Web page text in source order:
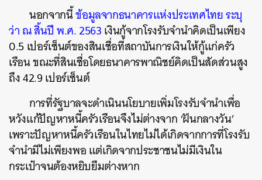
นอกจากนี้ข้อมูลจากธนาคารแห่งประเทศไทย ระบุ
ว่า ณ สิ้นปี พ.ศ. 2563เงินกู้จากโรงรับจำนำคิดเป็นเพียง
0.5 เปอร์เซ็นต์ของสินเชื่อที่สถาบันการเงินให้กู้แก่ครัว
เรือน ขณะที่สินเชื่อโดยธนาคารพาณิชย์คิดเป็นสัดส่วนสูง
ถึง 42.9 เปอร์เซ็นต์
การที่รัฐบาลจะดำเนินนโยบายเพิ่มโรงรับจำนำเพื่อ
หวังแก้ปัญหาหนี้ครัวเรือนจึงไม่ต่างจาก ‘ฝันกลางวัน’
เพราะปัญหาหนี้ครัวเรือนในไทยไม่ได้เกิดจากการที่โรงรับ
จำนำมีไม่เพียงพอ แต่เกิดจากประชาชนไม่มีเงินใน
กระเป๋าจนต้องหยิบยืมต่างหาก
SHARE TWEET LINE EMAIL